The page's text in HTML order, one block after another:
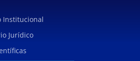
Institucional
Jurídico